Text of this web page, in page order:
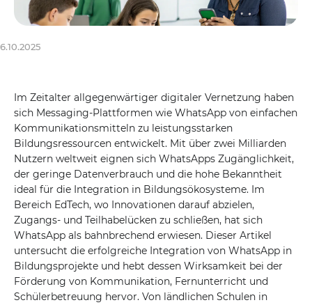
6.10.2025
Im Zeitalter allgegenwärtiger digitaler Vernetzung haben
sich Messaging-Plattformen wie WhatsApp von einfachen
Kommunikationsmitteln zu leistungsstarken
Bildungsressourcen entwickelt. Mit über zwei Milliarden
Nutzern weltweit eignen sich WhatsApps Zugänglichkeit,
der geringe Datenverbrauch und die hohe Bekanntheit
ideal für die Integration in Bildungsökosysteme. Im
Bereich EdTech, wo Innovationen darauf abzielen,
Zugangs- und Teilhabelücken zu schließen, hat sich
WhatsApp als bahnbrechend erwiesen. Dieser Artikel
untersucht die erfolgreiche Integration von WhatsApp in
Bildungsprojekte und hebt dessen Wirksamkeit bei der
Förderung von Kommunikation, Fernunterricht und
Schülerbetreuung hervor. Von ländlichen Schulen in